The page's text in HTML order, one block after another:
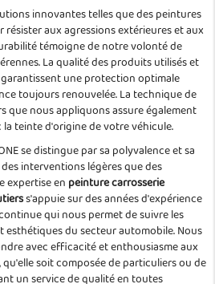
innovantes telles que des peintures
aux agressions extérieures et aux
témoigne de notre volonté de
La qualité des produits utilisés et
une protection optimale
toujours renouvelée. La technique de
que nous appliquons assure également
teinte d'origine de votre véhicule.
se distingue par sa polyvalence et sa
interventions légères que des
expertise en peinture carrosserie
s'appuie sur des années d'expérience
qui nous permet de suivre les
du secteur automobile. Nous
avec efficacité et enthousiasme aux
soit composée de particuliers ou de
un service de qualité en toutes